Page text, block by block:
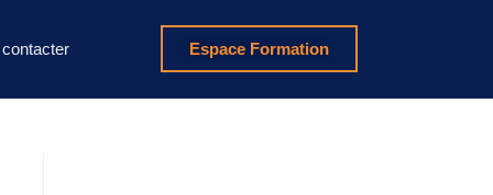
Espace Formation